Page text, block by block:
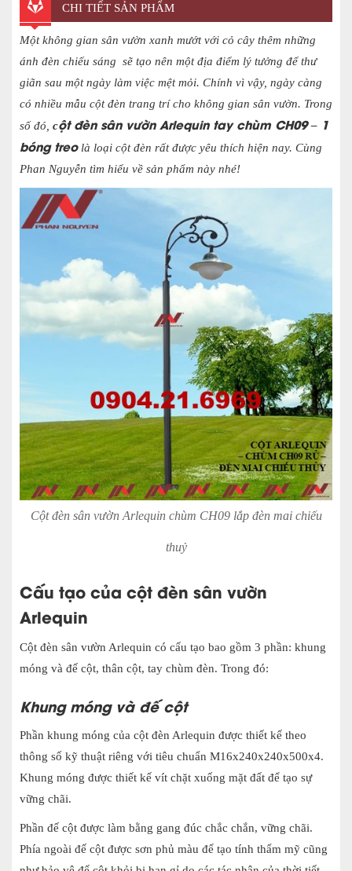
CHI TIẾT SẢN PHẨM
Một không gian sân vườn xanh mướt với cỏ cây thêm những
ánh đèn chiếu sáng sẽ tạo nên một địa điểm lý tưởng để thư
giãn sau một ngày làm việc mệt mỏi. Chính vì vậy, ngày càng
có nhiều mẫu cột đèn trang trí cho không gian sân vườn. Trong
số đó, cột đèn sân vườnArlequin tay chùm CH09 – 1
bóng treolà loại cột đèn rất được yêu thích hiện nay. Cùng
Phan Nguyễn tìm hiểu về sản phẩm này nhé!
Cột đèn sân vườn Arlequin chùm CH09 lắp đèn mai chiếu
thuỷ
Cấu tạo của cột đèn sân vườn
Arlequin
Cột đèn sân vườn Arlequin có cấu tạo bao gồm 3 phần: khung
móng và đế cột, thân cột, tay chùm đèn. Trong đó:
Khung móng và đế cột
Phần khung móng của cột đèn Arlequin được thiết kế theo
thông số kỹ thuật riêng với tiêu chuẩn M16x240x240x500x4.
Khung móng được thiết kế vít chặt xuống mặt đất để tạo sự
vững chãi.
Phần đế cột được làm bằng gang đúc chắc chắn, vững chãi.
Phía ngoài đế cột được sơn phủ màu để tạo tính thẩm mỹ cũng